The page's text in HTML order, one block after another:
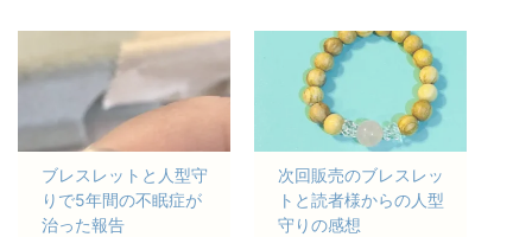
ブレスレットと人型守
りで5年間の不眠症が
治った報告
次回販売のブレスレッ
トと読者様からの人型
守りの感想